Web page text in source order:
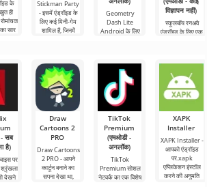
के
ही
सार
Stickman Party
- इसमें एंड्रॉइड के
लिए कई मिनी-गेम
शामिल हैं, जिनमें
Geometry
Dash Lite
Android के लिए
करने की
विज्ञापन नहीं)
स्कूलबॉय रनअवे
एंड्रॉइड के लिए एक
सब
है)
पर
श्रृंखला
देखने
Draw
Cartoons 2
PRO
Draw Cartoons
2 PRO - आपने
कार्टून बनाने का
सपना देखा था,
TikTok
Premium
(एमओडी -
अनलॉक)
TikTok
Premium सोशल
नेटवर्क का एक विशेष
XAPK
Installer
XAPK Installer -
आपको एंड्रॉइड
पर.xapk
एप्लिकेशन इंस्टॉल
करने की अनुमति